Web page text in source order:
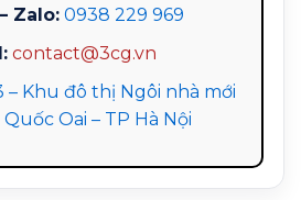
Zalo: 0938 229 969
contact@3cg.vn
– Khu đô thị Ngôi nhà mới
Oai – TP Hà Nội